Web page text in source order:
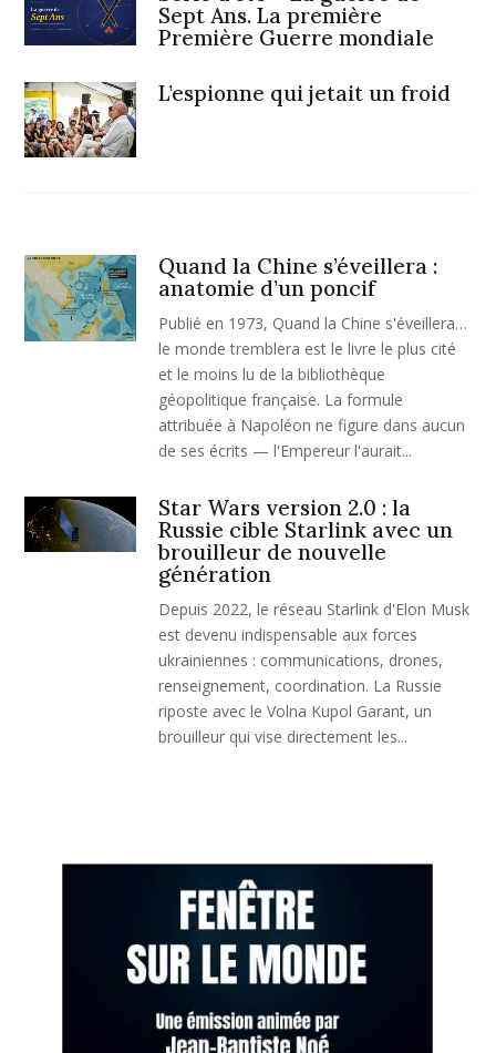
Sept Ans. La première
Première Guerre mondiale
L’espionne qui jetait un froid
Quand la Chine s’éveillera :
anatomie d’un poncif
Publié en 1973, Quand la Chine s'éveillera…
le monde tremblera est le livre le plus cité
et le moins lu de la bibliothèque
géopolitique française. La formule
attribuée à Napoléon ne figure dans aucun
de ses écrits — l'Empereur l'aurait...
Star Wars version 2.0 : la
Russie cible Starlink avec un
brouilleur de nouvelle
génération
Depuis 2022, le réseau Starlink d'Elon Musk
est devenu indispensable aux forces
ukrainiennes : communications, drones,
renseignement, coordination. La Russie
riposte avec le Volna Kupol Garant, un
brouilleur qui vise directement les...